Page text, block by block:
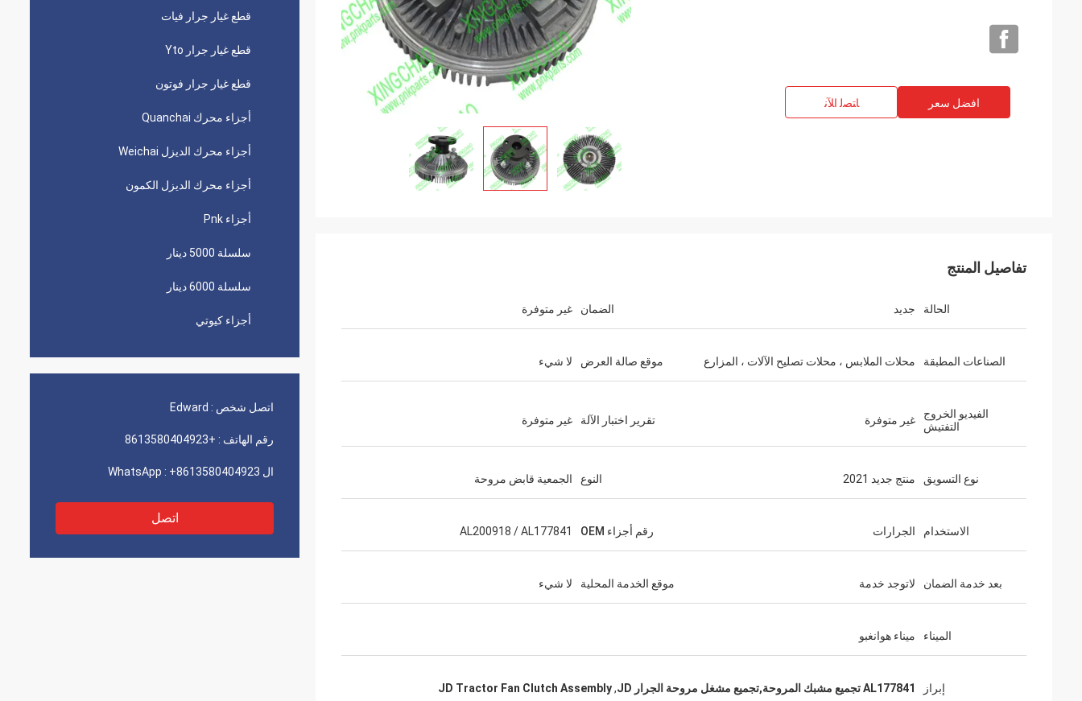
قطع غيار جرار فيات
قطع غيار جرار Yto
قطع غيار جرار فوتون
أجزاء محرك Quanchai
أجزاء محرك الديزل Weichai
أجزاء محرك الديزل الكمون
أجزاء Pnk
سلسلة 5000 دينار
سلسلة 6000 دينار
أجزاء كيوتي
اتصل شخص : Edward
رقم الهاتف : +8613580404923
ال WhatsApp : +8613580404923
اتصل
افضل سعر ﺎﺘﺼﻟ ﺍﻶﻧ
تفاصيل المنتج
الحالة جديد الضمان غير متوفرة
الصناعات المطبقة محلات الملابس ، محلات تصليح الآلات ، المزارع موقع صالة العرض لا شيء
الفيديو الخروج
التفتيش
غير متوفرة تقرير اختبار الآلة غير متوفرة
نوع التسويق منتج جديد 2021 النوع الجمعية قابض مروحة
الاستخدام الجرارات رقم أجزاء OEM AL200918 / AL177841
بعد خدمة الضمان لاتوجد خدمة موقع الخدمة المحلية لا شيء
الميناء ميناء هوانغبو
إبراز AL177841 تجميع مشبك المروحة,تجميع مشغل مروحة الجرار JD ,
JD Tractor Fan Clutch Assembly